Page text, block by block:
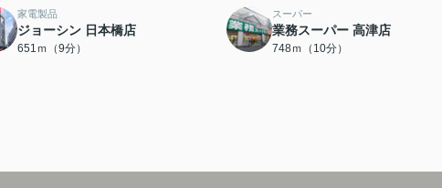
家電製品
ジョーシン 日本橋店
651ｍ（9分）
スーパー
業務スーパー 高津店
748ｍ（10分）